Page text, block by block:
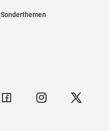
Sonderthemen